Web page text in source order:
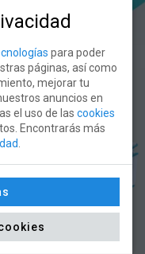
para poder
páginas, así como
mejorar tu
anuncios en
el uso de las cookies
Encontrarás más